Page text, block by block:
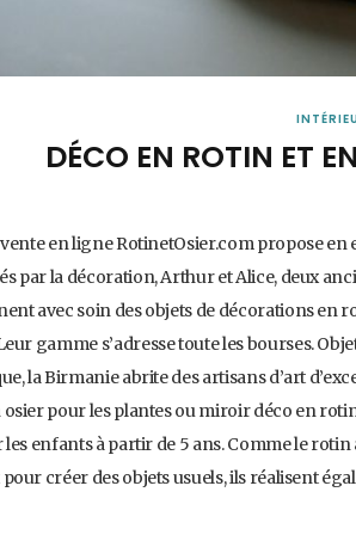
DÉCO EN ROTIN ET
vente en ligne RotinetOsier.com propose
par la décoration, Arthur et Alice, deux
avec soin des objets de décorations en
gamme s’adresse toute les bourses.
la Birmanie abrite des artisans d’art
pour les plantes ou miroir déco en
enfants à partir de 5 ans. Comme le
créer des objets usuels, ils réalisent